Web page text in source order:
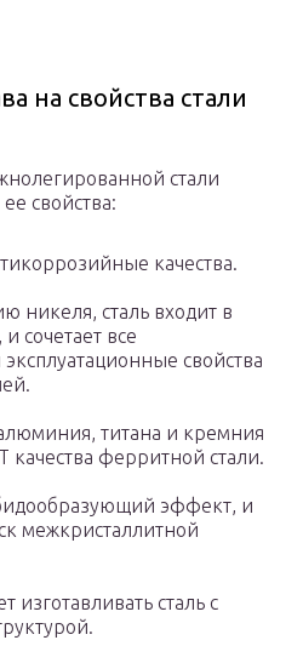
на свойства стали
стали
свойства:
качества.
никеля, сталь входит в
сочетает все
свойства
титана и кремния
качества ферритной стали.
эффект, и
межкристаллитной
изготавливать сталь с